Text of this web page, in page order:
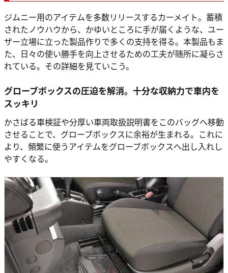
ジムニー用のアイテムを多数リリースするカーメイト。蓄積
されたノウハウから、かゆいところに手が届くような、ユー
ザー立場に立った製品作りで多くの支持を得る。本製品もま
た、日々の使い勝手を向上させるための工夫が随所に凝らさ
れている。その詳細を見ていこう。
グローブボックスの圧迫を解消。十分な収納力で車内を
スッキリ
かさばる車検証や分厚い車両取扱説明書をこのバッグへ移動
させることで、グローブボックスに余裕が生まれる。これに
より、頻繁に使うアイテムをグローブボックスへ出し入れし
やすくなる。